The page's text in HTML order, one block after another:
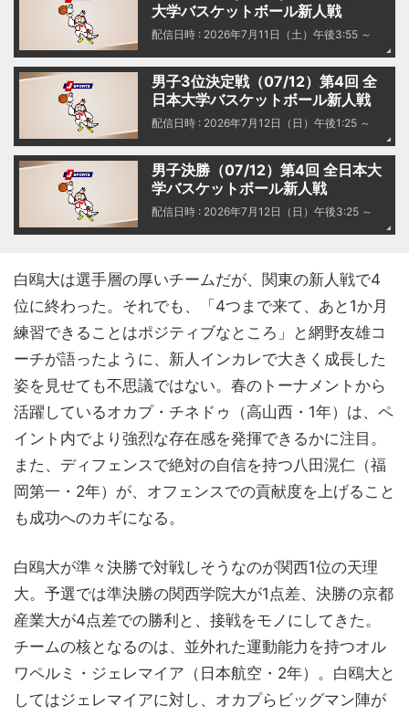
大学バスケットボール新人戦
配信日時 : 2026年7月11日（土）午後3:55 ～
男子3位決定戦（07/12）第4回 全
日本大学バスケットボール新人戦
配信日時 : 2026年7月12日（日）午後1:25 ～
男子決勝（07/12）第4回 全日本大
学バスケットボール新人戦
配信日時 : 2026年7月12日（日）午後3:25 ～
白鴎大は選手層の厚いチームだが、関東の新人戦で4
位に終わった。それでも、「4つまで来て、あと1か月
練習できることはポジティブなところ」と網野友雄コ
ーチが語ったように、新人インカレで大きく成長した
姿を見せても不思議ではない。春のトーナメントから
活躍しているオカプ・チネドゥ（高山西・1年）は、ペ
イント内でより強烈な存在感を発揮できるかに注目。
また、ディフェンスで絶対の自信を持つ八田滉仁（福
岡第一・2年）が、オフェンスでの貢献度を上げること
も成功へのカギになる。
白鴎大が準々決勝で対戦しそうなのが関西1位の天理
大。予選では準決勝の関西学院大が1点差、決勝の京都
産業大が4点差での勝利と、接戦をモノにしてきた。
チームの核となるのは、並外れた運動能力を持つオル
ワペルミ・ジェレマイア（日本航空・2年）。白鴎大と
してはジェレマイアに対し、オカプらビッグマン陣が